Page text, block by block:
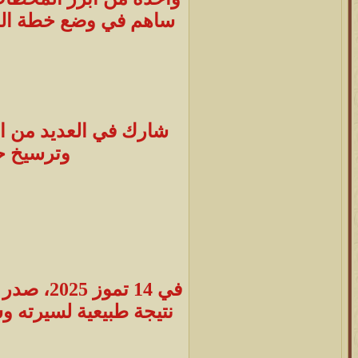
ساهم في وضع خطة
شارك في العديد من
وترسيخ
في 14
نتيجة طبيعية لسيرته